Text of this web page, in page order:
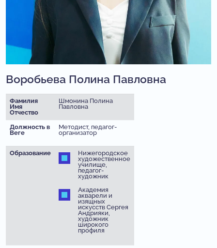
Воробьева Полина Павловна
Фамилия
Имя
Отчество
Шмонина Полина
Павловна
Должность в
Веге
Методист, педагог-
организатор
Образование
Нижегородское
художественное
училище,
педагог-
художник
Академия
акварели и
изящных
искусств Сергея
Андрияки,
художник
широкого
профиля